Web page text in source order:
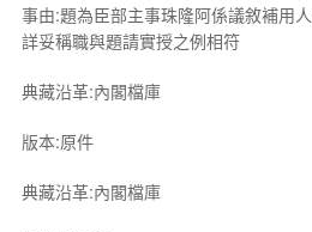
事由:題為臣部主事珠隆阿係議敘補用
詳妥稱職與題請實授之例相符
典藏沿革:內閣檔庫
版本:原件
典藏沿革:內閣檔庫